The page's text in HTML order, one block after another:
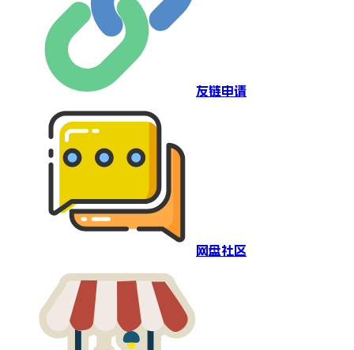
友链申请
网盘社区